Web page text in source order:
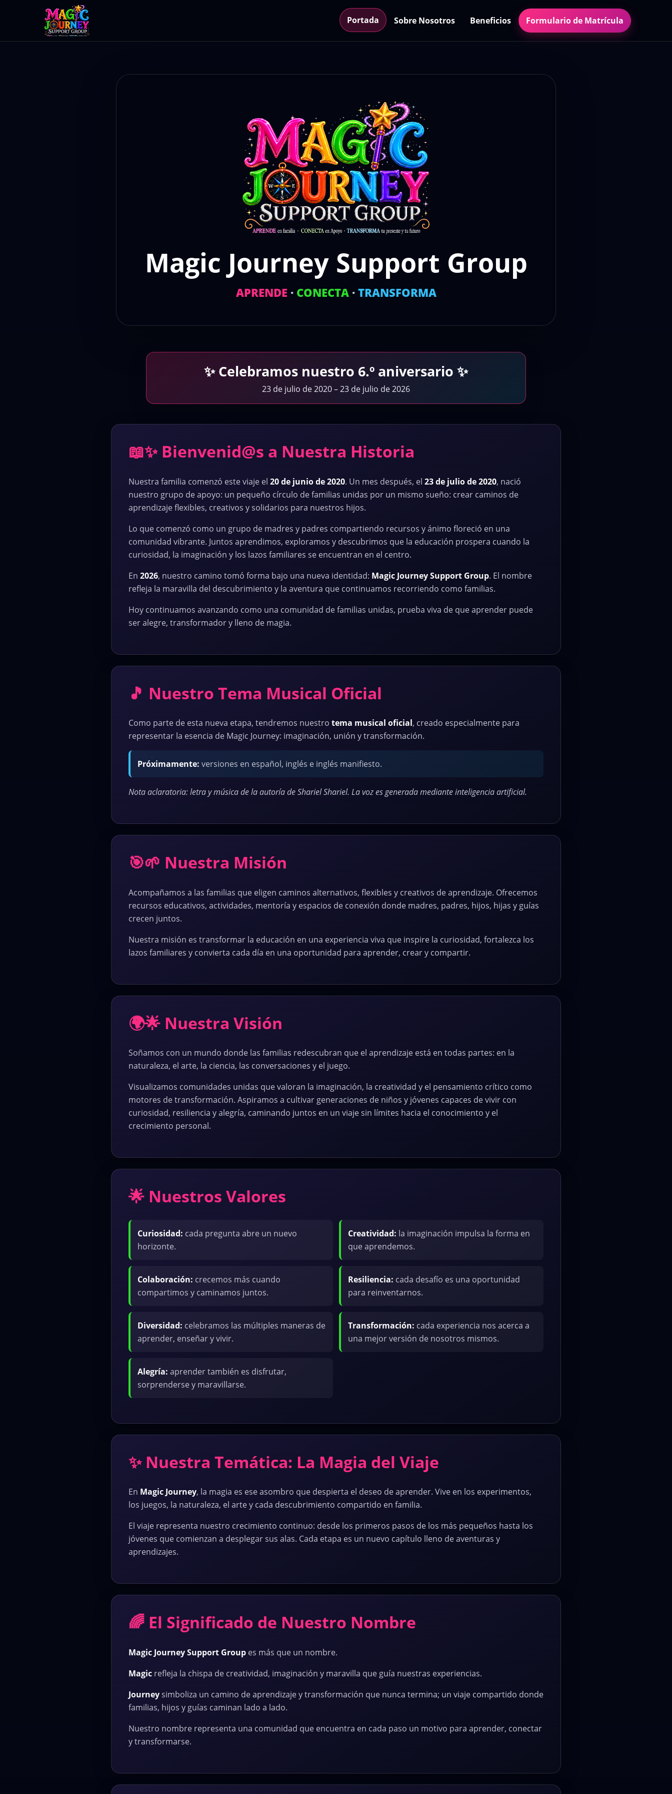
Portada Sobre Nosotros Beneficios Formulario de Matrícula
Magic Journey Support Group
APRENDE · CONECTA· TRANSFORMA
✨ Celebramos nuestro 6.º aniversario ✨
23 de julio de 2020 – 23 de julio de 2026
📖✨ Bienvenid@s a Nuestra Historia
Nuestra familia comenzó este viaje el 20 de junio de 2020. Un mes después, el 23 de julio de 2020, nació
nuestro grupo de apoyo: un pequeño círculo de familias unidas por un mismo sueño: crear caminos de
aprendizaje flexibles, creativos y solidarios para nuestros hijos.
Lo que comenzó como un grupo de madres y padres compartiendo recursos y ánimo floreció en una
comunidad vibrante. Juntos aprendimos, exploramos y descubrimos que la educación prospera cuando la
curiosidad, la imaginación y los lazos familiares se encuentran en el centro.
En 2026, nuestro camino tomó forma bajo una nueva identidad: Magic Journey Support Group. El nombre
refleja la maravilla del descubrimiento y la aventura que continuamos recorriendo como familias.
Hoy continuamos avanzando como una comunidad de familias unidas, prueba viva de que aprender puede
ser alegre, transformador y lleno de magia.
🎵 Nuestro Tema Musical Oficial
Como parte de esta nueva etapa, tendremos nuestro tema musical oficial, creado especialmente para
representar la esencia de Magic Journey: imaginación, unión y transformación.
Próximamente: versiones en español, inglés e inglés manifiesto.
Nota aclaratoria: letra y música de la autoría de Shariel Shariel. La voz es generada mediante inteligencia artificial.
🎯🌱 Nuestra Misión
Acompañamos a las familias que eligen caminos alternativos, flexibles y creativos de aprendizaje. Ofrecemos
recursos educativos, actividades, mentoría y espacios de conexión donde madres, padres, hijos, hijas y guías
crecen juntos.
Nuestra misión es transformar la educación en una experiencia viva que inspire la curiosidad, fortalezca los
lazos familiares y convierta cada día en una oportunidad para aprender, crear y compartir.
🌍🌟 Nuestra Visión
Soñamos con un mundo donde las familias redescubran que el aprendizaje está en todas partes: en la
naturaleza, el arte, la ciencia, las conversaciones y el juego.
Visualizamos comunidades unidas que valoran la imaginación, la creatividad y el pensamiento crítico como
motores de transformación. Aspiramos a cultivar generaciones de niños y jóvenes capaces de vivir con
curiosidad, resiliencia y alegría, caminando juntos en un viaje sin límites hacia el conocimiento y el
crecimiento personal.
🌟 Nuestros Valores
Curiosidad: cada pregunta abre un nuevo
horizonte.
Creatividad: la imaginación impulsa la forma en
que aprendemos.
Colaboración: crecemos más cuando
compartimos y caminamos juntos.
Resiliencia: cada desafío es una oportunidad
para reinventarnos.
Diversidad: celebramos las múltiples maneras de
aprender, enseñar y vivir.
Transformación: cada experiencia nos acerca a
una mejor versión de nosotros mismos.
Alegría: aprender también es disfrutar,
sorprenderse y maravillarse.
✨ Nuestra Temática: La Magia del Viaje
En Magic Journey, la magia es ese asombro que despierta el deseo de aprender. Vive en los experimentos,
los juegos, la naturaleza, el arte y cada descubrimiento compartido en familia.
El viaje representa nuestro crecimiento continuo: desde los primeros pasos de los más pequeños hasta los
jóvenes que comienzan a desplegar sus alas. Cada etapa es un nuevo capítulo lleno de aventuras y
aprendizajes.
🌈 El Significado de Nuestro Nombre
Magic Journey Support Group es más que un nombre.
Magic refleja la chispa de creatividad, imaginación y maravilla que guía nuestras experiencias.
Journeysimboliza un camino de aprendizaje y transformación que nunca termina; un viaje compartido donde
familias, hijos y guías caminan lado a lado.
Nuestro nombre representa una comunidad que encuentra en cada paso un motivo para aprender, conectar
y transformarse.